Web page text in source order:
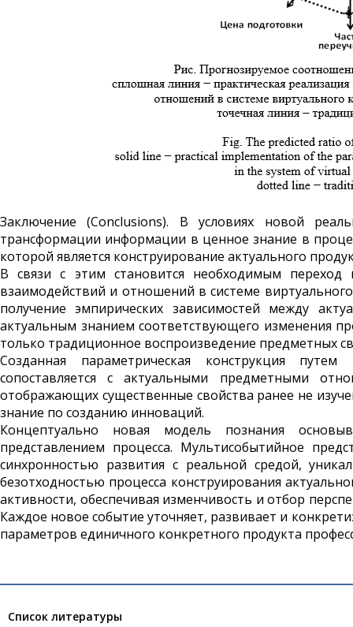
Заключение (Conclusions). В условиях новой
трансформации информации в ценное знание в
которой является конструиро­вание актуального
В связи с этим становится необходимым переход
взаимодействий и отношений в системе
получение эмпирических зависимостей между
актуальным знанием соответствующего изменения
только традиционное воспроизведение предметных
Созданная параметрическая конструк­ция
сопоставляется с актуальными предметными
отображающих существенные свойства ранее не
знание по созданию инноваций.
Концептуально новая модель познания
представлением процесса. Мультисобытийное
синхронностью развития с реальной средой,
безотходностью процесса конструирования
активности, обеспечивая изменчивость и отбор
Каждое новое событие уточняет, развивает и
параметров единичного конкретного продукта
Список литературы